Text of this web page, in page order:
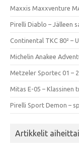
Maxxis Maxxventure
Pirelli Diablo – Jälleen
Continental TKC 80² –
Michelin Anakee
Metzeler Sportec 01 –
Mitas E-05 – Klassinen
Pirelli Sport Demon –
Artikkelit